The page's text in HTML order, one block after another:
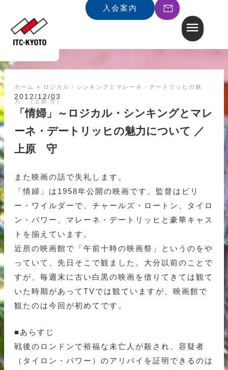
入会案内
ホーム » ロジカル・シンキングとマレーネ・デートリッヒの魅
力 （上原 守）
2012/12/03
「情婦」～ロジカル・シンキングとマレ
ーネ・デートリッヒの魅力について ／
上原 守
また映画の話で失礼します。
「情婦」は1958年公開の映画です。監督はビリ
ー・ワイルダーで、チャールズ・ロートン、タイロ
ン・パワー、マレーネ・デートリッヒと豪華キャス
トを揃えています。
近所の映画館で「午前十時の映画祭」というのをや
っていて、先日そこで観ました。大分以前のことで
すが、毎週末に古い白黒の映画を借りてきては観て
いた時期があってTVでは観ていますが、映画館で
観たのは今回が初めてです。
■あらすじ
戦後のロンドンで裕福な未亡人が殺され、容疑者
（タイロン・パワー）のアリバイを証明できるのは